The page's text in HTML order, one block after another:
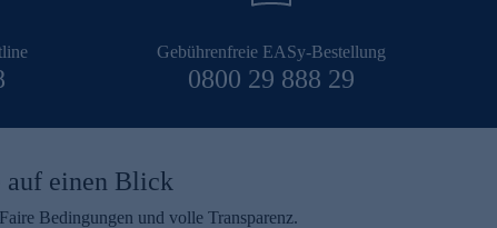
Gebührenfreie EASy-Bestellung
0800 29 888 29
auf einen Blick
Bedingungen und volle Transparenz.